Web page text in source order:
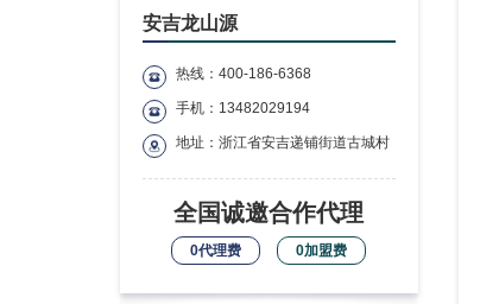
安吉龙山源
热线：400-186-6368
手机：13482029194
地址：浙江省安吉递铺街道古城村
全国诚邀合作代理
0代理费 0加盟费